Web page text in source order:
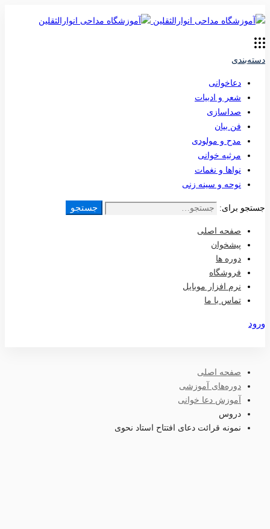
دسته‌بندی
دعاخوانی
شعر و ادبیات
صداسازی
فن بیان
مدح و مولودی
مرثیه خوانی
نواها و نغمات
نوحه و سینه زنی
جستجو برای: جستجو
صفحه اصلی
پیشخوان
دوره ها
فروشگاه
نرم افزار موبایل
تماس با ما
ورود
صفحه اصلی
دوره‌های آموزشی
آموزش دعا خوانی
دروس
نمونه قرائت دعای افتتاح استاد نحوی